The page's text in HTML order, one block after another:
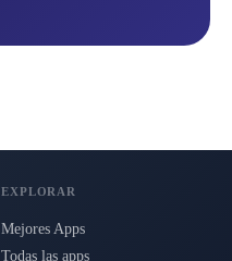
EXPLORAR
Mejores Apps
Todas las apps